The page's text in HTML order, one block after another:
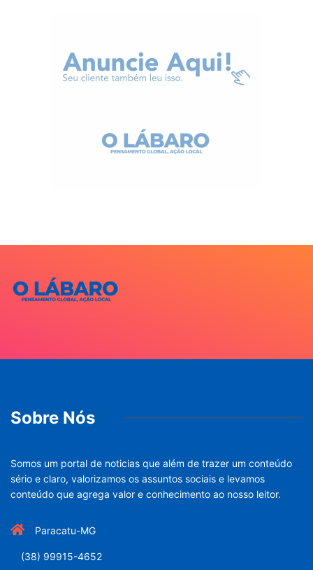
Sobre Nós
Somos um portal de noticias que além de trazer um conteúdo
sério e claro, valorizamos os assuntos sociais e levamos
conteúdo que agrega valor e conhecimento ao nosso leitor.
Paracatu-MG
(38) 99915-4652